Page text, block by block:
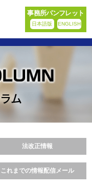
事務所パンフレット
日本語版 ENGLISH
ム
法改正情報
これまでの情報配信メール